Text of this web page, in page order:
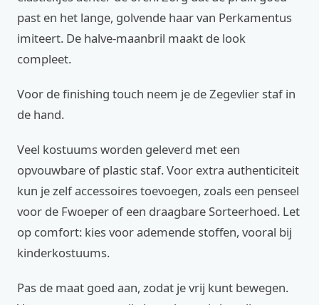
past en het lange, golvende haar van Perkamentus
imiteert. De halve-maanbril maakt de look
compleet.
Voor de finishing touch neem je de Zegevlier staf in
de hand.
Veel kostuums worden geleverd met een
opvouwbare of plastic staf. Voor extra authenticiteit
kun je zelf accessoires toevoegen, zoals een penseel
voor de Fwoeper of een draagbare Sorteerhoed. Let
op comfort: kies voor ademende stoffen, vooral bij
kinderkostuums.
Pas de maat goed aan, zodat je vrij kunt bewegen.